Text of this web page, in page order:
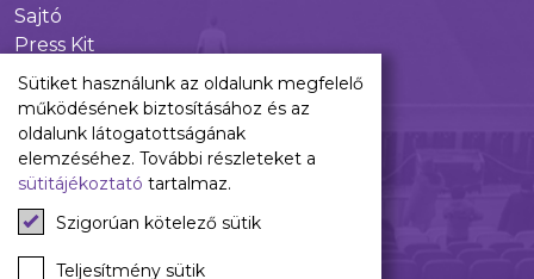
Sajtó
Press Kit
Újpest FC Shop
Digitális felületeink
Facebook
Instagram
Tiktok
Youtube
Spotify
Sütiket használunk az oldalunk megfelelő
működésének biztosításához és az
oldalunk látogatottságának
elemzéséhez. További részleteket a
sütitájékoztató tartalmaz.
Szigorúan kötelező sütik
Teljesítmény sütik